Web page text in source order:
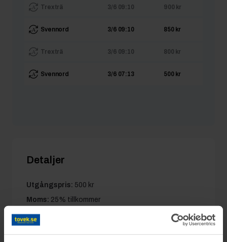
Trexträ 3/6 09:10 900 kr
Svennord 3/6 09:10 850 kr
Trexträ 3/6 09:10 800 kr
Svennord 3/6 07:13 500 kr
Detaljer
Utgångspris: 500 kr
Moms: 25% tillkommer
Slagavgift: